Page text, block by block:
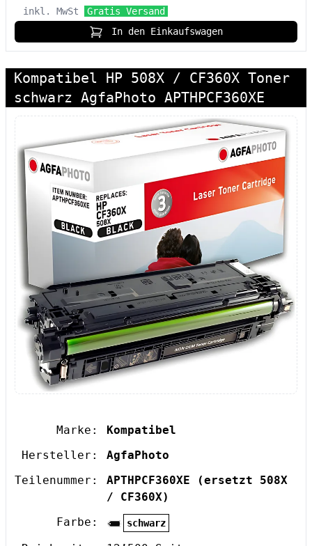
inkl. MwSt
Gratis Versand
In den Einkaufswagen
Kompatibel HP 508X / CF360X Toner
schwarz AgfaPhoto APTHPCF360XE
Marke:
Kompatibel
Hersteller:
AgfaPhoto
Teilenummer:
APTHPCF360XE
(ersetzt 508X
/ CF360X)
Farbe:
schwarz